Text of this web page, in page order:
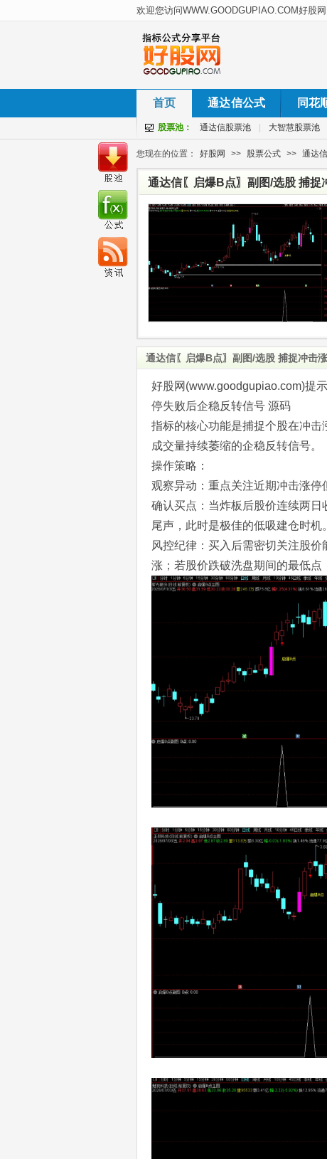
首页 通达信公式 同花
股票池： 通达信股票池 大智慧股票池
您现在的位置： 好股网 >> 股票公式 >> 通达
通达信〖启爆B点〗副图/选股 捕
通达信〖启爆B点〗副图/选股 捕捉冲击
好股网(www.goodgupiao.com)提
停失败后企稳反转信号 源码
指标的核心功能是捕捉个股在冲
成交量持续萎缩的企稳反转信号。
操作策略：
观察异动：重点关注近期冲击涨停
确认买点：当炸板后股价连续两
尾声，此时是极佳的低吸建仓时机。
风控纪律：买入后需密切关注股
涨；若股价跌破洗盘期间的最低点